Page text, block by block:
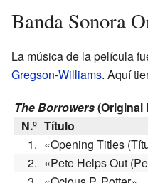
Banda Sonora
La música de la película
Gregson-Williams. Aquí
The Borrowers(Original
N.º Título
1. «Opening Titles
2. «Pete Helps Out